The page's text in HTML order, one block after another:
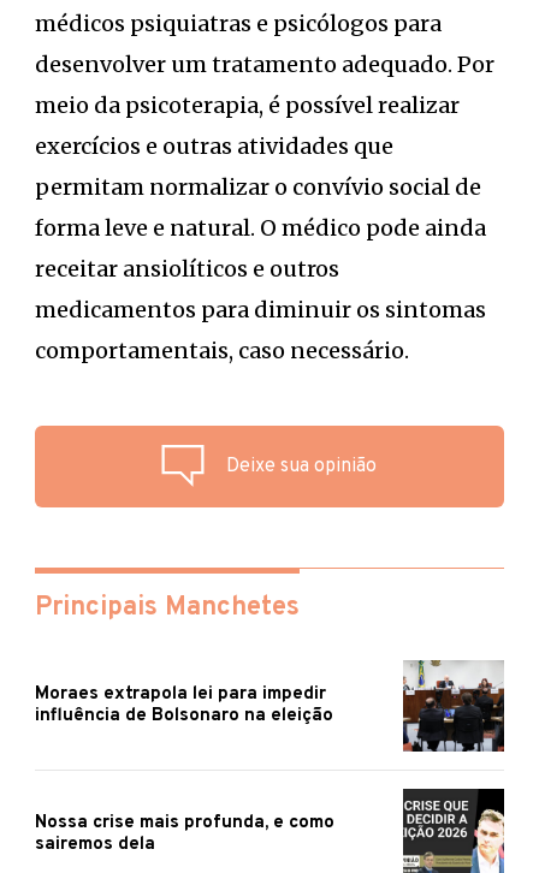
médicos psiquiatras e psicólogos para
desenvolver um tratamento adequado. Por
meio da psicoterapia, é possível realizar
exercícios e outras atividades que
permitam normalizar o convívio social de
forma leve e natural. O médico pode ainda
receitar ansiolíticos e outros
medicamentos para diminuir os sintomas
comportamentais, caso necessário.
Deixe sua opinião
Principais Manchetes
Moraes extrapola lei para impedir
influência de Bolsonaro na eleição
Nossa crise mais profunda, e como
sairemos dela